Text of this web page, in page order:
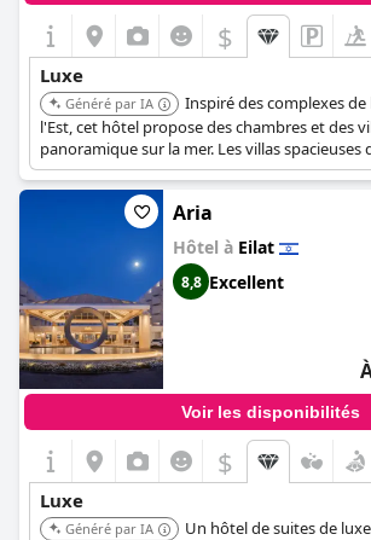
$
Luxe
Généré par IA
Inspiré des complexes de
l'Est, cet hôtel propose des chambres et des
panoramique sur la mer. Les villas spacieuses
piscines privées et de terrasses ensoleillées.
salon unique avec des rafraîchissements et
spa en chambre.
Aria
Hôtel à Eilat
8,8 Excellent
Voir les disponibilités
$
Luxe
Généré par IA
Un hôtel de suites de